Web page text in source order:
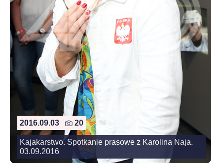
2016.09.03 20
Kajakarstwo. Spotkanie prasowe z Karolina Naja.
03.09.2016